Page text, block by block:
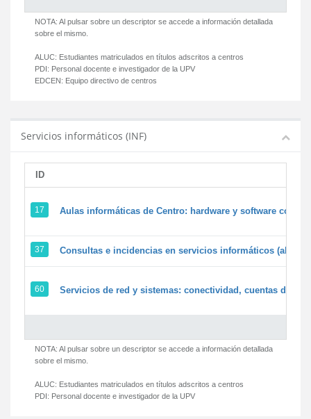
NOTA: Al pulsar sobre un descriptor se accede a información detallada
sobre el mismo.
ALUC: Estudiantes matriculados en títulos adscritos a centros
PDI: Personal docente e investigador de la UPV
EDCEN: Equipo directivo de centros
Servicios informáticos (INF)
ID
17 Aulas informáticas de Centro: hardware y software
37 Consultas e incidencias en servicios informáticos
60 Servicios de red y sistemas: conectividad, cuentas de
NOTA: Al pulsar sobre un descriptor se accede a información detallada
sobre el mismo.
ALUC: Estudiantes matriculados en títulos adscritos a centros
PDI: Personal docente e investigador de la UPV